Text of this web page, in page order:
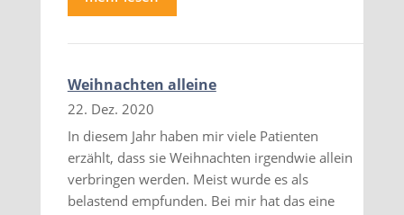
Weihnachten alleine
22. Dez. 2020
In diesem Jahr haben mir viele Patienten
erzählt, dass sie Weihnachten irgendwie allein
verbringen werden. Meist wurde es als
belastend empfunden. Bei mir hat das eine